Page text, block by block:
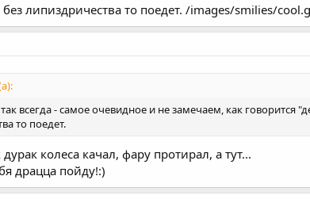
липиздричества то поедет. /images/smilies/
всегда - самое очевидное и не замечаем, как говорится
то поедет.
колеса качал, фару протирал, а тут...
драцца пойду!:)